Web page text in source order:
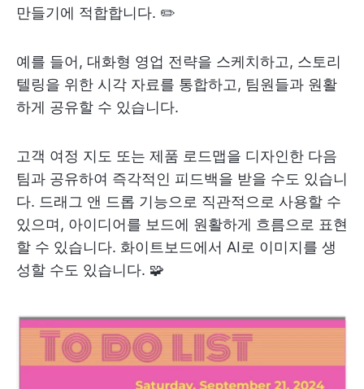
만들기에 적합합니다. ✏️
예를 들어, 대화형 영업 전략을 스케치하고, 스토리
텔링을 위한 시각 자료를 통합하고, 팀원들과 원활
하게 공유할 수 있습니다.
고객 여정 지도 또는 제품 로드맵을 디자인한 다음
팀과 공유하여 즉각적인 피드백을 받을 수도 있습니
다. 드래그 앤 드롭 기능으로 직관적으로 사용할 수
있으며, 아이디어를 보드에 원활하게 흐름으로 표현
할 수 있습니다. 화이트보드에서 AI로 이미지를 생
성할 수도 있습니다. 🧩